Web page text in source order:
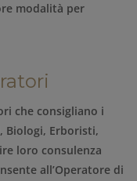
modalità per
che consigliano i
Biologi, Erboristi,
loro consulenza
all’Operatore di